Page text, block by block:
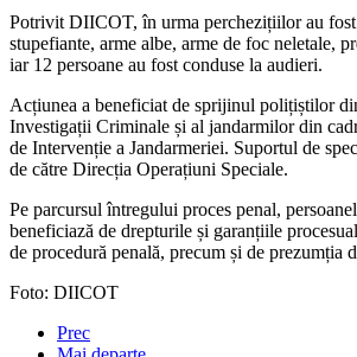
Potrivit DIICOT, în urma perchezițiilor au fost
stupefiante, arme albe, arme de foc neletale,
iar 12 persoane au fost conduse la audieri.
Acțiunea a beneficiat de sprijinul polițiștilor
Investigații Criminale și al jandarmilor din
de Intervenție a Jandarmeriei. Suportul de
de către Direcția Operațiuni Speciale.
Pe parcursul întregului proces penal,
beneficiază de drepturile și garanțiile
de procedură penală, precum și de prezumția
Foto: DIICOT
Prec